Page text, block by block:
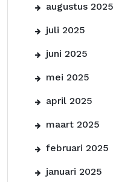
augustus 2025
juli 2025
juni 2025
mei 2025
april 2025
maart 2025
februari 2025
januari 2025